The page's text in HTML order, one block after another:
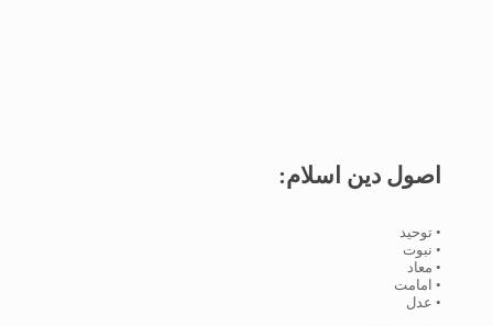
اصول دین اسلام:
• توحید
• نبوت
• معاد
• امامت
• عدل